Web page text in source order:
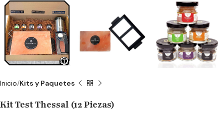
Inicio Kits y Paquetes
Kit Test Thessal (12 Piezas)